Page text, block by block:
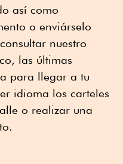
así como
o enviárselo
nuestro
las últimas
para llegar a tu
idioma los carteles
o realizar una